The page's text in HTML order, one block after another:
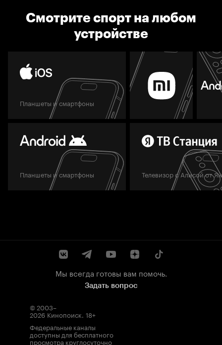
Смотрите спорт на любом
устройстве
Планшеты и смартфоны
Планшеты и смартфоны Телевизор с Алисой от
Мы всегда готовы вам помочь.
Задать вопрос
© 2003–
2026 Кинопоиск. 18+
Федеральные каналы
доступны для бесплатного
просмотра круглосуточно